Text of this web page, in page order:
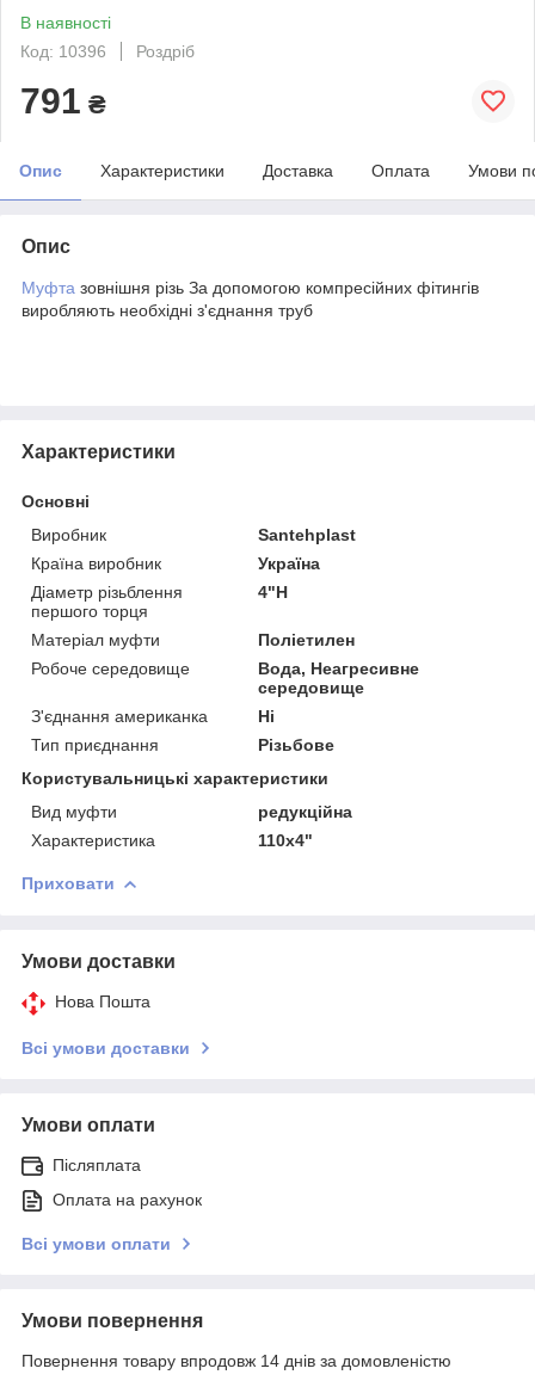
В наявності
Код: 10396
Роздріб
791 ₴
Опис Характеристики Доставка Оплата Умови
Опис
Муфта зовнішня різь За допомогою компресійних фітингів
виробляють необхідні з'єднання труб
Характеристики
Основні
Виробник
Santehplast
Країна виробник
Україна
Діаметр різьблення
першого торця
4"Н
Матеріал муфти
Поліетилен
Робоче середовище
Вода, Неагресивне
середовище
З'єднання американка
Ні
Тип приєднання
Різьбове
Користувальницькі характеристики
Вид муфти
редукційна
Характеристика
110х4"
Приховати
Умови доставки
Нова Пошта
Всі умови доставки
Умови оплати
Післяплата
Оплата на рахунок
Всі умови оплати
Умови повернення
Повернення товару впродовж 14 днів за домовленістю